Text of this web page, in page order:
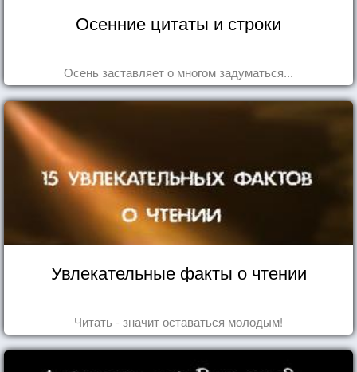
Осенние цитаты и строки
Осень заставляет о многом задуматься...
Увлекательные факты о чтении
Читать - значит оставаться молодым!